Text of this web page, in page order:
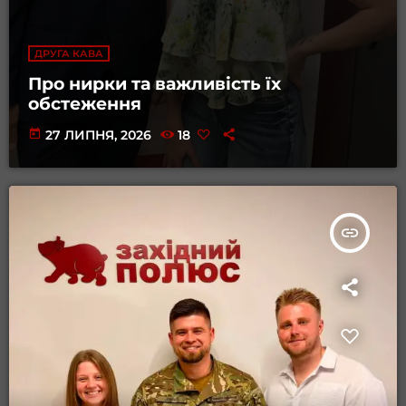
ДРУГА КАВА
Про нирки та важливість їх
обстеження
today 27 ЛИПНЯ, 2026 18
insert_link